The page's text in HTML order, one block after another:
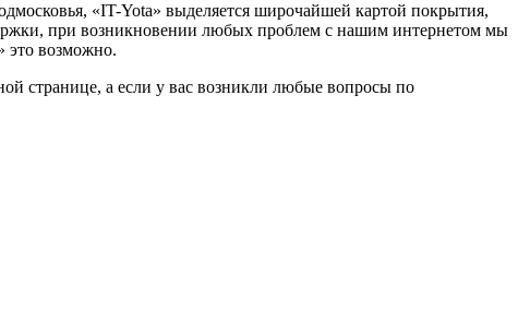
«IT-Yota» выделяется широчайшей картой покрытия,
при возникновении любых проблем с нашим интернетом мы
это возможно.
странице, а если у вас возникли любые вопросы по